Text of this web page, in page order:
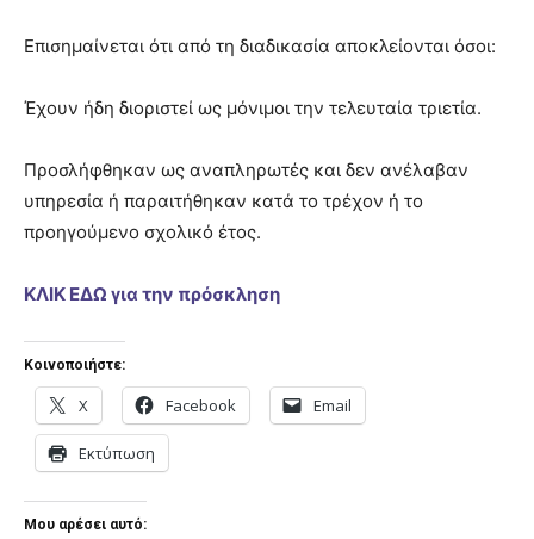
Επισημαίνεται ότι από τη διαδικασία αποκλείονται όσοι:
Έχουν ήδη διοριστεί ως μόνιμοι την τελευταία τριετία.
Προσλήφθηκαν ως αναπληρωτές και δεν ανέλαβαν
υπηρεσία ή παραιτήθηκαν κατά το τρέχον ή το
προηγούμενο σχολικό έτος.
ΚΛΙΚ ΕΔΩ για την πρόσκληση
Κοινοποιήστε:
X Facebook Email
Εκτύπωση
Μου αρέσει αυτό: